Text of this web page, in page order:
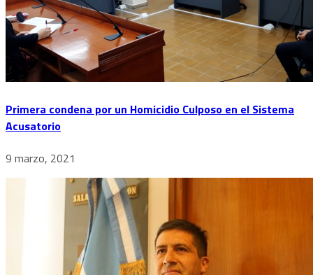
Primera condena por un Homicidio Culposo en el Sistema
Acusatorio
9 marzo, 2021